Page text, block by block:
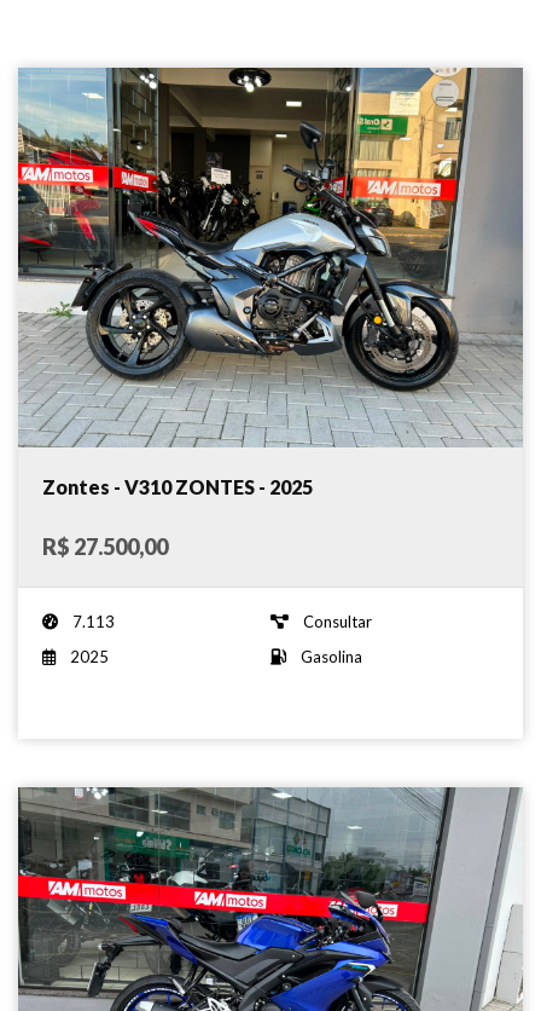
Zontes - V310 ZONTES - 2025
R$ 27.500,00
7.113
Consultar
2025
Gasolina